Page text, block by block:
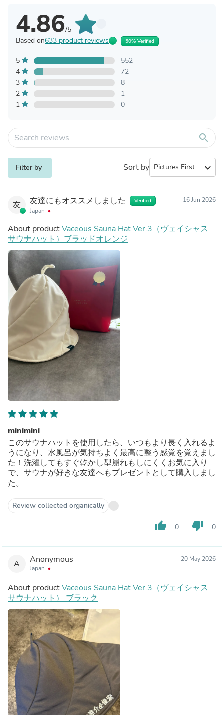
4.86/5
Based on633 product reviews 50% Verified
5
552
4
72
3
8
2
1
1
0
search
Filter by Sort by expand_more
友 友達にもオススメしました Verified
Japan
16 Jun 2026
About productVaceous Sauna Hat Ver.3（ヴェイシャス
サウナハット）ブラッドオレンジ
minimini
このサウナハットを使用したら、いつもより長く入れるよ
うになり、水風呂が気持ちよく最高に整う感覚を覚えまし
た！洗濯してもすぐ乾かし型崩れもしにくくお気に入り
で、サウナが好きな友達へもプレゼントとして購入しまし
た。
Review collected organically
thumb_up 0 thumb_down 0
A Anonymous
Japan
20 May 2026
About productVaceous Sauna Hat Ver.3（ヴェイシャス
サウナハット） ブラック